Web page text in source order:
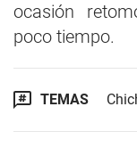
ocasión
poco tiempo.
TEMAS